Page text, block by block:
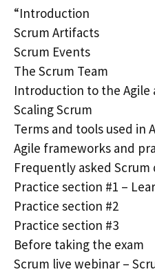
“Introduction
Scrum Artifacts
Scrum Events
The Scrum Team
Introduction to the Agile
Scaling Scrum
Terms and tools used in
Agile frameworks and
Frequently asked Scrum
Practice section #1 –
Practice section #2
Practice section #3
Before taking the exam
Scrum live webinar –